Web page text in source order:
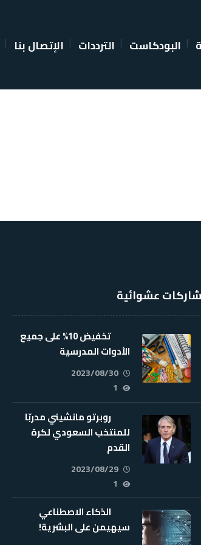
البودكاست الترددات الإتصال بنا
عشوائية
تخفيض 10% على جميع
الأدوات المدرسية
2023/08/30
1
روبرتو مانشيني مدربّا
للمنتخب السعودي لكرة
القدم
2023/08/29
1
الذكاء الاصطناعي
سيهيمن على البشرية!